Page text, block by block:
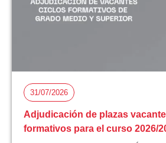
31/07/2026
Adjudicación de plazas
formativos para el curso 2026/